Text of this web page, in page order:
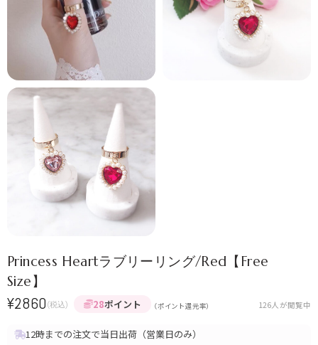
Princess Heartラブリーリング/Red【Free
Size】
¥2860 (税込) 28ポイント （ポイント還元率） 126人が閲覧中
12時までの注文で当日出荷（営業日のみ）